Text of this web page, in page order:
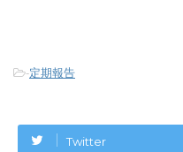
-定期報告
Twitter